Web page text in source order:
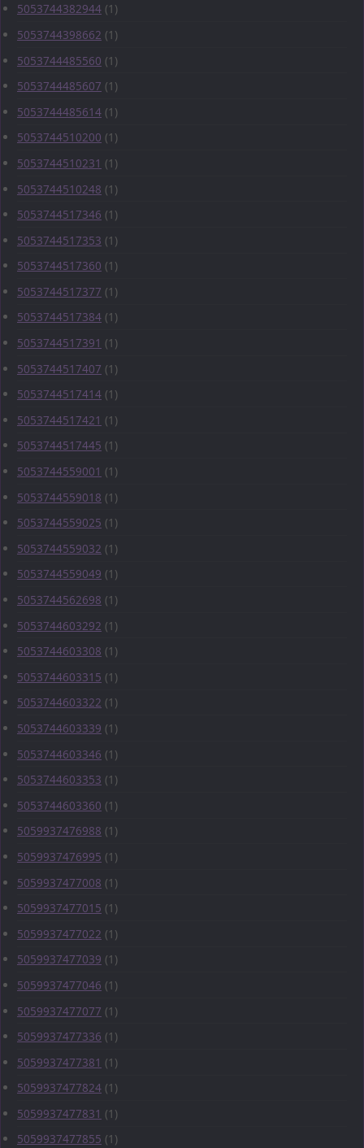
5053744382944 (1)
5053744398662 (1)
5053744485560 (1)
5053744485607 (1)
5053744485614 (1)
5053744510200 (1)
5053744510231 (1)
5053744510248 (1)
5053744517346 (1)
5053744517353 (1)
5053744517360 (1)
5053744517377 (1)
5053744517384 (1)
5053744517391 (1)
5053744517407 (1)
5053744517414 (1)
5053744517421 (1)
5053744517445 (1)
5053744559001 (1)
5053744559018 (1)
5053744559025 (1)
5053744559032 (1)
5053744559049 (1)
5053744562698 (1)
5053744603292 (1)
5053744603308 (1)
5053744603315 (1)
5053744603322 (1)
5053744603339 (1)
5053744603346 (1)
5053744603353 (1)
5053744603360 (1)
5059937476988 (1)
5059937476995 (1)
5059937477008 (1)
5059937477015 (1)
5059937477022 (1)
5059937477039 (1)
5059937477046 (1)
5059937477077 (1)
5059937477336 (1)
5059937477381 (1)
5059937477824 (1)
5059937477831 (1)
5059937477855 (1)